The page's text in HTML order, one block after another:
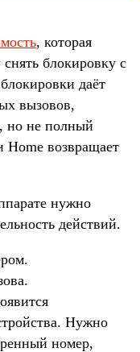
, которая
блокировку с
даёт
вызовов,
но не полный
Home возвращает
нужно
действий.
Нужно
номер,